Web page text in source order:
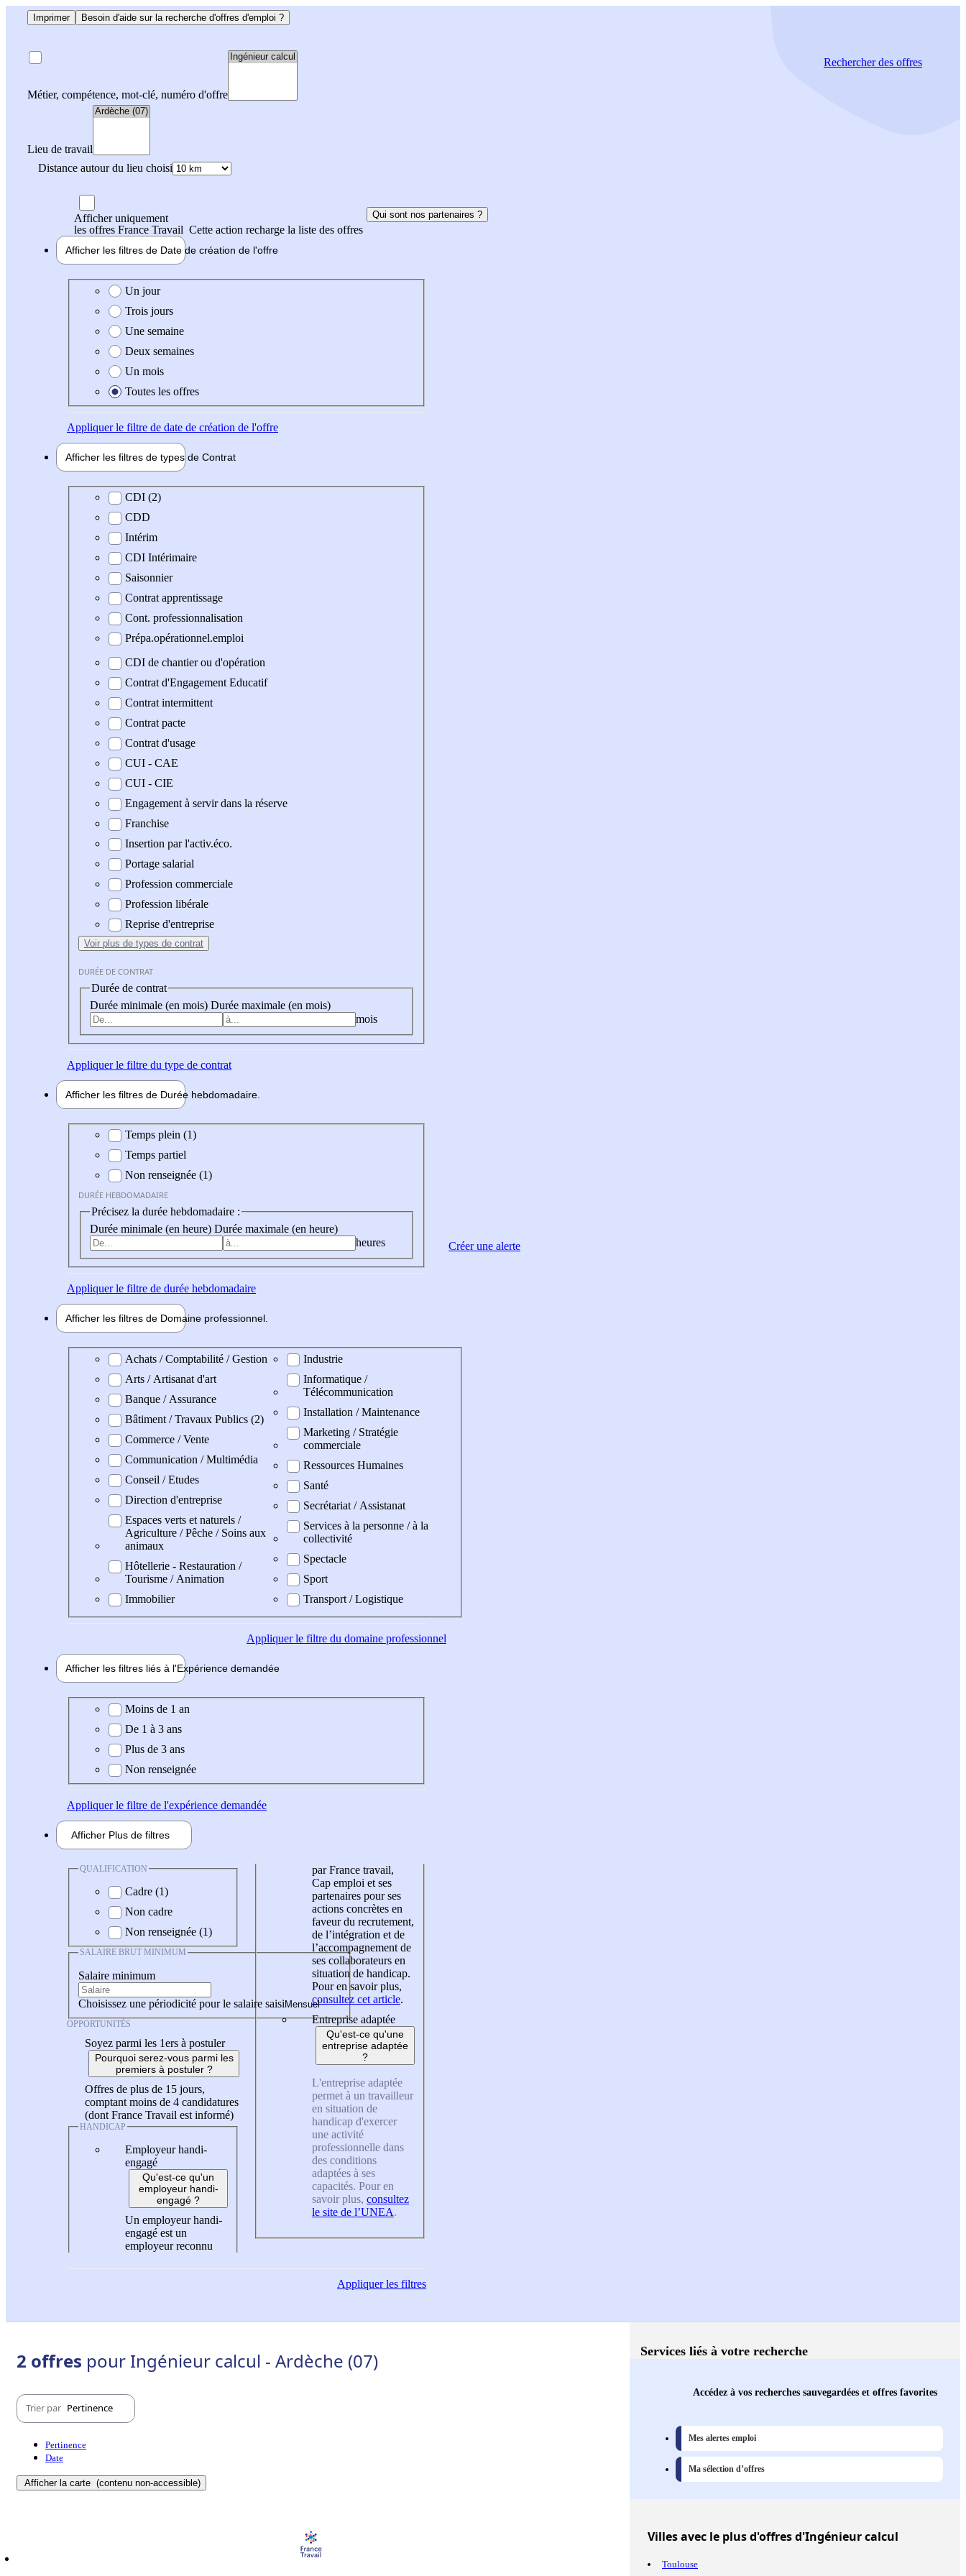
Imprimer Besoin d'aide sur la recherche d'offres d'emploi ?
Métier, compétence, mot-clé, numéro d'offre
Lieu de travail
Distance autour du lieu choisi
Rechercherdes offres
Afficher uniquement
les offres France Travail Cette action recharge la liste des offres
Qui sont nos partenaires ?
Afficher les filtres de Date de création de l'offre
Date de création de l'offre
Un jour
Trois jours
Une semaine
Deux semaines
Un mois
Toutes les offres
Appliquerle filtre de date de création de l'offre
Afficher les filtres de types de Contrat
Type de contrat
CDI (2)
CDD
Intérim
CDI Intérimaire
Saisonnier
Contrat apprentissage
Cont. professionnalisation
Prépa.opérationnel.emploi
CDI de chantier ou d'opération
Contrat d'Engagement Educatif
Contrat intermittent
Contrat pacte
Contrat d'usage
CUI - CAE
CUI - CIE
Engagement à servir dans la réserve
Franchise
Insertion par l'activ.éco.
Portage salarial
Profession commerciale
Profession libérale
Reprise d'entreprise
Voir plus de types de contrat
DURÉE DE CONTRAT
Durée de contrat
Durée minimale (en mois) Durée maximale (en mois)
mois
Appliquerle filtre du type de contrat
Afficher les filtres de Durée hebdomadaire
Durée hebdomadaire
Temps plein (1)
Temps partiel
Non renseignée (1)
DURÉE HEBDOMADAIRE
Précisez la durée hebdomadaire :
Durée minimale (en heure) Durée maximale (en heure)
heures
Appliquerle filtre de durée hebdomadaire
Afficher les filtres de Domaine professionnel
Domaine professionel
Achats / Comptabilité / Gestion
Arts / Artisanat d'art
Banque / Assurance
Bâtiment / Travaux Publics (2)
Commerce / Vente
Communication / Multimédia
Conseil / Etudes
Direction d'entreprise
Espaces verts et naturels /
Agriculture / Pêche / Soins aux
animaux
Hôtellerie - Restauration /
Tourisme / Animation
Immobilier
Industrie
Informatique /
Télécommunication
Installation / Maintenance
Marketing / Stratégie
commerciale
Ressources Humaines
Santé
Secrétariat / Assistanat
Services à la personne / à la
collectivité
Spectacle
Sport
Transport / Logistique
Appliquerle filtre du domaine professionnel
Afficher les filtres liés à l'Expérience demandée
Expérience demandée
Moins de 1 an
De 1 à 3 ans
Plus de 3 ans
Non renseignée
Appliquerle filtre de l'expérience demandée
Afficher Plus de filtres
QUALIFICATION
Cadre (1)
Non cadre
Non renseignée (1)
SALAIRE BRUT MINIMUM
Salaire minimum
Choisissez une périodicité pour le salaire saisi
OPPORTUNITÉS
Soyez parmi les 1ers à postuler
Pourquoi serez-vous parmi les
premiers à postuler ?
Offres de plus de 15 jours,
comptant moins de 4 candidatures
(dont France Travail est informé)
HANDICAP
Employeur handi-
engagé
Qu'est-ce qu'un
employeur handi-
engagé ?
Un employeur handi-
engagé est un
employeur reconnu
par France travail,
Cap emploi et ses
partenaires pour ses
actions concrètes en
faveur du recrutement,
de l’intégration et de
l’accompagnement de
ses collaborateurs en
situation de handicap.
Pour en savoir plus,
consultez cet article.
Entreprise adaptée
Qu'est-ce qu'une
entreprise adaptée
?
L'entreprise adaptée
permet à un travailleur
en situation de
handicap d'exercer
une activité
professionnelle dans
des conditions
adaptées à ses
capacités. Pour en
savoir plus, consultez
le site de l’UNEA.
Appliquerles filtres
Créer une alerte
2 offres pour Ingénieur calcul - Ardèche (07)
Trier par Pertinence
Pertinence
Date
Afficher la carte (contenu non-accessible)
Services liés à votre recherche
Accédez à vos recherches sauvegardées et offres favorites
Mes alertes emploi
Ma sélection d’offres
Villesavec le plus d'offres d'Ingénieur calcul
Toulouse